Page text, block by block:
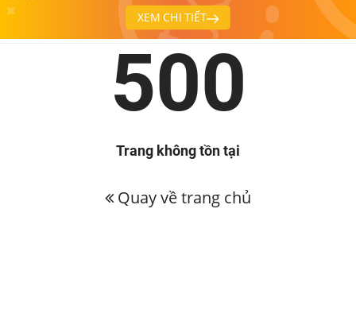
XEM CHI TIẾT
500
Trang không tồn tại
Quay về trang chủ